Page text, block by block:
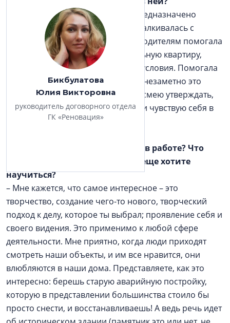
Бикбулатова
Юлия Викторовна
руководитель договорного отдела
ГК «Реновация»
– Можно сказать, мне это было предназначено
свыше. Я всегда, так или иначе, сталкивалась с
квартирным вопросом: сначала родителям помогала
переехать из коммуналки в отдельную квартиру,
потом себе улучшала жилищные условия. Помогала
друзьям, родственникам, и как-то незаметно это
занятие переросло в профессию, смею утверждать,
достаточно успешно. Я ее люблю и чувствую себя в
ней как рыба в воде.
– Что для вас самое интересное в работе? Что
лучше всего получается? Чему еще хотите
научиться?
– Мне кажется, что самое интересное – это
творчество, создание чего-то нового, творческий
подход к делу, которое ты выбрал; проявление себя и
своего видения. Это применимо к любой сфере
деятельности. Мне приятно, когда люди приходят
смотреть наши объекты, и им все нравится, они
влюбляются в наши дома. Представляете, как это
интересно: берешь старую аварийную постройку,
которую в представлении большинства стоило бы
просто снести, и восстанавливаешь! А ведь речь идет